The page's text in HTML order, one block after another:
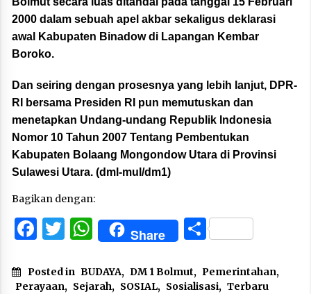
2000 dalam sebuah apel akbar sekaligus deklarasi
awal Kabupaten Binadow di Lapangan Kembar
Boroko.
Dan seiring dengan prosesnya yang lebih lanjut, DPR-
RI bersama Presiden RI pun memutuskan dan
menetapkan Undang-undang Republik Indonesia
Nomor 10 Tahun 2007 Tentang Pembentukan
Kabupaten Bolaang Mongondow Utara di Provinsi
Sulawesi Utara. (dml-mul/dm1)
Bagikan dengan:
Facebook
Twitter
WhatsApp
Share Share
Posted in BUDAYA, DM 1 Bolmut, Pemerintahan,
Perayaan, Sejarah, SOSIAL, Sosialisasi, Terbaru